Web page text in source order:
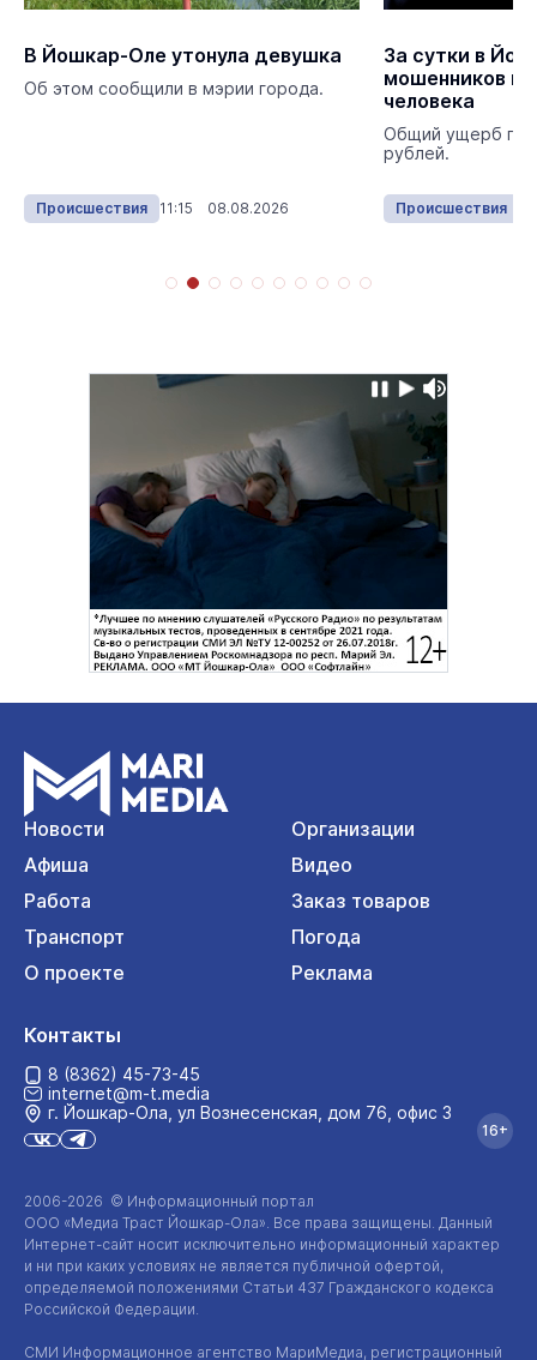
В Йошкар-Оле утонула девушка
Об этом сообщили в мэрии города.
Происшествия 11:15 08.08.2026
За сутки в
мошенников
человека
Общий ущерб
рублей.
Происшествия
Новости
Организации
Афиша
Видео
Работа
Заказ товаров
Транспорт
Погода
О проекте
Реклама
2006-2026 © Информационный портал
ООО «Медиа Траст Йошкар-Ола». Все права защищены. Данный
Интернет-сайт носит исключительно информационный характер
и ни при каких условиях не является публичной офертой,
определяемой положениями Статьи 437 Гражданского кодекса
Российской Федерации.
СМИ Информационное агентство МариМедиа, регистрационный
Контакты
8 (8362) 45-73-45
internet@m-t.media
г. Йошкар‑Ола, ул Вознесенская, дом 76, офис 3
16+